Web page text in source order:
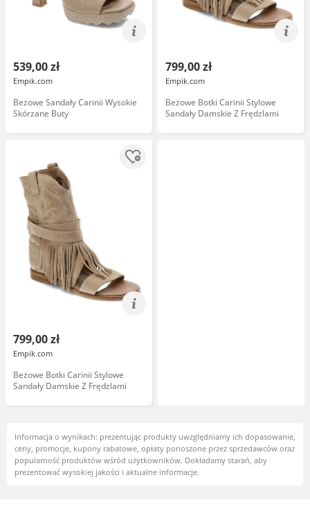
539,00 zł
Empik.com
Beżowe Sandały Carinii Wysokie
Skórzane Buty
799,00 zł
Empik.com
Beżowe Botki Carinii Stylowe
Sandały Damskie Z Frędzlami
799,00 zł
Empik.com
Beżowe Botki Carinii Stylowe
Sandały Damskie Z Frędzlami
Informacja o wynikach: prezentując produkty uwzględniamy ich dopasowanie,
ceny, promocje, kupony rabatowe, opłaty ponoszone przez sprzedawców oraz
popularność produktów wśród użytkowników. Dokładamy starań, aby
prezentować wysokiej jakości i aktualne informacje.